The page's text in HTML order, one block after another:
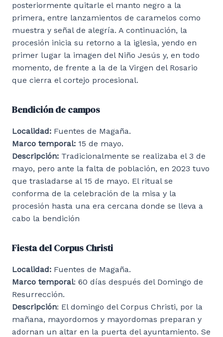
posteriormente quitarle el manto negro a la
primera, entre lanzamientos de caramelos como
muestra y señal de alegría. A continuación, la
procesión inicia su retorno a la iglesia, yendo en
primer lugar la imagen del Niño Jesús y, en todo
momento, de frente a la de la Virgen del Rosario
que cierra el cortejo procesional.
Bendición de campos
Localidad: Fuentes de Magaña.
Marco temporal: 15 de mayo.
Descripción: Tradicionalmente se realizaba el 3 de
mayo, pero ante la falta de población, en 2023 tuvo
que trasladarse al 15 de mayo. El ritual se
conforma de la celebración de la misa y la
procesión hasta una era cercana donde se lleva a
cabo la bendición
Fiesta del Corpus Christi
Localidad: Fuentes de Magaña.
Marco temporal: 60 días después del Domingo de
Resurrección.
Descripción: El domingo del Corpus Christi, por la
mañana, mayordomos y mayordomas preparan y
adornan un altar en la puerta del ayuntamiento. Se